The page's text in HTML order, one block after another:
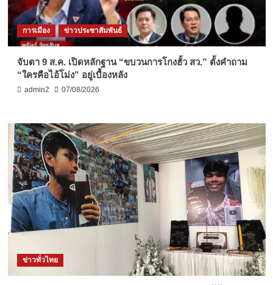
การเมือง ข่าวประชาสัมพันธ์
จับตา 9 ส.ค. เปิดหลักฐาน “ขบวนการโกงฮั้ว สว.” ตั้งคำถาม
“ใครคือไอ้โม่ง” อยู่เบื้องหลัง
admin2 07/08/2026
ข่าวทั่วไทย